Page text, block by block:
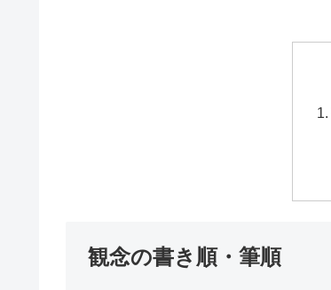
観念の書き順・筆順